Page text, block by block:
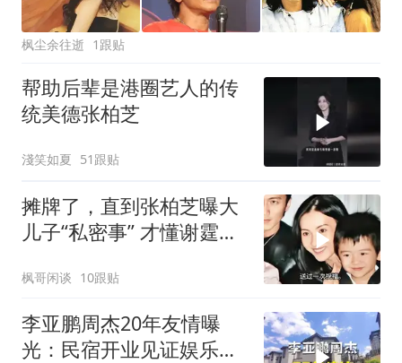
枫尘余往逝 1跟贴
帮助后辈是港圈艺人的传
统美德张柏芝
淺笑如夏 51跟贴
摊牌了，直到张柏芝曝大
儿子“私密事” 才懂谢霆锋
枫哥闲谈 10跟贴
李亚鹏周杰20年友情曝
光：民宿开业见证娱乐圈